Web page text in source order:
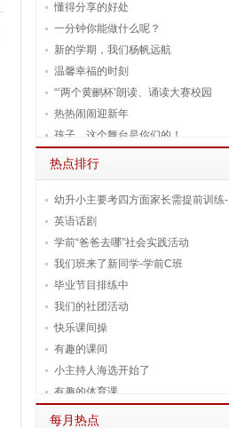
懂得分享的好处
一分钟你能做什么呢？
新的学期，我们杨帆远航
温馨幸福的时刻
“‘两个黄鹂杯’朗读、诵读大赛校园
热热闹闹迎新年
孩子，这个舞台是你们的！
热点排行
幼升小主要考四方面家长需提前训练-
英语话剧
学前“爸爸去哪”社会实践活动
我们班来了新同学-学前C班
毕业节目排练中
我们的社团活动
快乐课间操
有趣的课间
小主持人海选开始了
有趣的体育课
每月热点